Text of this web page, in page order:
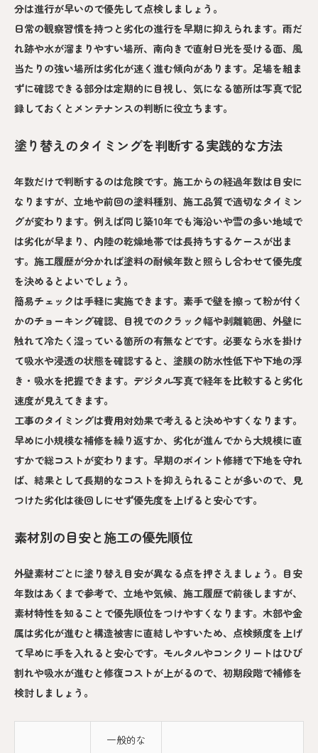
分は進行が早いので優先して点検しましょう。
日常の観察習慣を持つと劣化の進行を早期に抑えられます。雨だ
れ跡や水が溜まりやすい場所、南向きで直射日光を受ける面、風
当たりの強い場所は劣化が速く進む傾向があります。足場を組ま
ずに確認できる部分は定期的に目視し、気になる箇所は写真で記
録しておくとメンテナンスの判断に役立ちます。
塗り替えのタイミングを判断する実践的な方法
年数だけで判断するのは危険です。施工からの経過年数は目安に
なりますが、立地や前回の塗料種別、施工品質で適切なタイミン
グが変わります。例えば同じ築10年でも海沿いや雪の多い地域で
は劣化が早まり、内陸の乾燥地帯では長持ちするケースが出ま
す。施工履歴が分かれば塗料の耐候年数と照らし合わせて優先度
を決めるとよいでしょう。
簡易チェックは手軽に実施できます。素手で壁を擦って粉が付く
かのチョーキング確認、目視でのクラック幅や剥離範囲、外壁に
触れて冷たく湿っている箇所の有無などです。必要なら水を掛け
て吸水や浸透の状態を確認すると、塗膜の防水性低下や下地の浮
き・吸水を把握できます。デジタル写真で経年を比較すると劣化
速度が見えてきます。
工事のタイミングは費用対効果で考えると決めやすくなります。
早めに小規模な補修を繰り返すか、劣化が進んでから大規模に直
すかで総コストが変わります。早期のポイント修繕で下地を守れ
ば、結果として長期的なコストを抑えられることが多いので、見
つけた劣化は後回しにせず優先度を上げると安心です。
素材別の目安と施工の優先順位
外壁素材ごとに塗り替え目安が異なる点を押さえましょう。目安
年数はあくまで参考で、立地や気候、施工履歴で前後しますが、
素材特性を知ることで優先順位をつけやすくなります。木部や金
属は劣化が進むと構造被害に直結しやすいため、点検頻度を上げ
て早めに手を入れると安心です。モルタルやコンクリートはひび
割れや吸水が進むと修復コストが上がるので、初期段階で補修を
検討しましょう。
一般的な